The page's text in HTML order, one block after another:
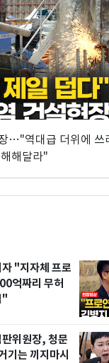
…"역대급 더위에 쓰
해달라"
"지자체 프로
억짜리 무허
"
위원장, 청문
기는 끼지마시